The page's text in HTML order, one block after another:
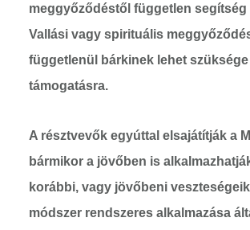
meggyőződéstől független segítség
Vallási vagy spirituális
függetlenül bárkinek lehet szüksége
támogatásra.
A résztvevők egyúttal elsajátítják a
bármikor a jövőben is
korábbi, vagy jövőbeni
módszer rendszeres alkalmazása